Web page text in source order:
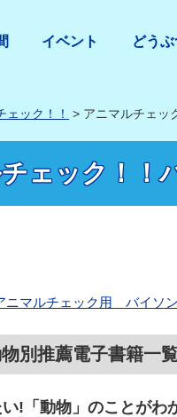
イベント どう
ェック！！ > アニマルチェッ
ェック！！
マルチェック用 バイソン
別推薦電子書籍一
!「動物」のことがわ